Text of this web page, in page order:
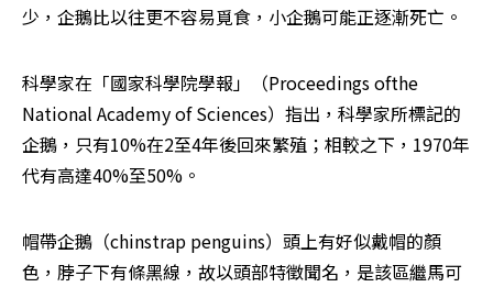
少，企鵝比以往更不容易覓食，小企鵝可能正逐漸死亡。
科學家在「國家科學院學報」（Proceedings ofthe
National Academy of Sciences）指出，科學家所標記的
企鵝，只有10%在2至4年後回來繁殖；相較之下，1970年
代有高達40%至50%。
帽帶企鵝（chinstrap penguins）頭上有好似戴帽的顏
色，脖子下有條黑線，故以頭部特徵聞名，是該區繼馬可